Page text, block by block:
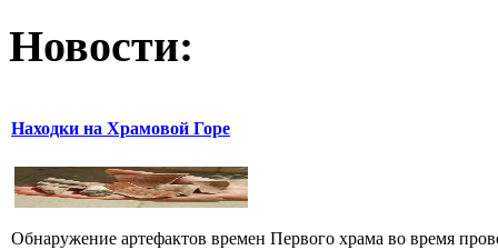
Новости:
Находки на Храмовой Горе
Обнаружение артефактов времен Первого храма во время